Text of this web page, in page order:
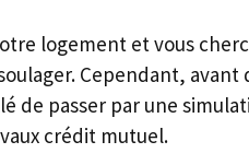
logement et vous
Cependant,
de passer par une
crédit mutuel.